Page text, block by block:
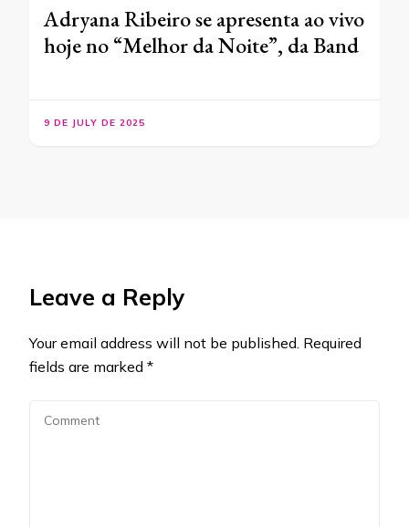
Adryana Ribeiro se apresenta ao vivo
hoje no “Melhor da Noite”, da Band
9 DE JULY DE 2025
Leave a Reply
Your email address will not be published. Required
fields are marked *